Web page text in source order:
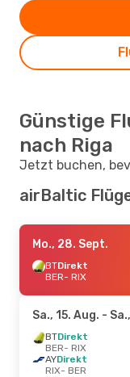
Günstige
nach Riga
Jetzt buchen,
airBaltic
Mo., 28. Sept.
BTDirekt
BER- RIX
Sa., 15. Aug. -
BTDirekt
BER- RIX
AYDirekt
RIX- BER